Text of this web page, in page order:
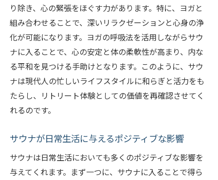
サウナでの筋肉リラクゼーションの効果
ヨガがもたらす心の静寂と集中力
サウナとヨガで心と体の調和を目指す
筋肉と心のケアを同時に行う方法
サウナとヨガでの心身調整プロセス
サウナとヨガで健康を促進するためのヒント
サウナとヨガを組み合わせた健康法
ヨガとサウナの相乗効果を活かす方法
サウナで心身を整えるための実践ガイド
ヨガで得られる健康メリット
り除き、心の緊張をほぐす力があります。特に、ヨガと
組み合わせることで、深いリラクゼーションと心身の浄
化が可能になります。ヨガの呼吸法を活用しながらサウ
ナに入ることで、心の安定と体の柔軟性が高まり、内な
る平和を見つける手助けとなります。このように、サウ
ナは現代人の忙しいライフスタイルに和らぎと活力をも
たらし、リトリート体験としての価値を再確認させてく
れるのです。
サウナが日常生活に与えるポジティブな影響
サウナは日常生活においても多くのポジティブな影響を
与えてくれます。まず一つに、サウナに入ることで得ら